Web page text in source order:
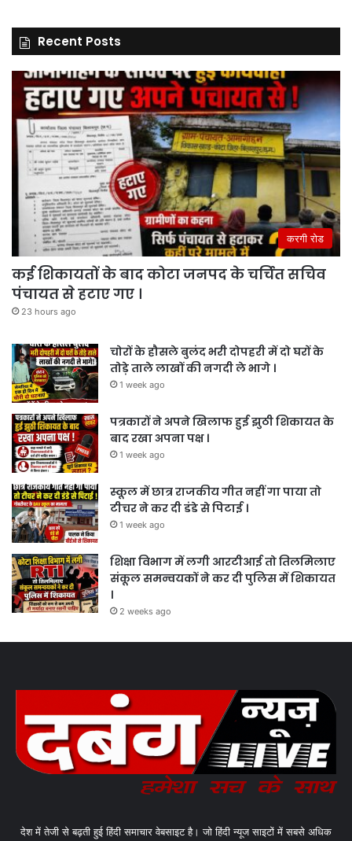
Recent Posts
करगी रोड
कई शिकायतों के बाद कोटा जनपद के चर्चित सचिव
पंचायत से हटाए गए ।
23 hours ago
चोरों के हौसले बुलंद भरी दोपहरी में दो घरों के
तोड़े ताले लाखों की नगदी ले भागे ।
1 week ago
पत्रकारों ने अपने खिलाफ हुई झुठी शिकायत के
बाद रखा अपना पक्ष ।
1 week ago
स्कूल में छात्र राजकीय गीत नहीं गा पाया तो
टीचर ने कर दी डंडे से पिटाई ।
1 week ago
शिक्षा विभाग में लगी आरटीआई तो तिलमिलाए
संकूल समन्वयकों ने कर दी पुलिस में शिकायत
।
2 weeks ago
देश में तेजी से बढ़ती हुई हिंदी समाचार वेबसाइट है। जो हिंदी न्यूज साइटों में सबसे अधिक